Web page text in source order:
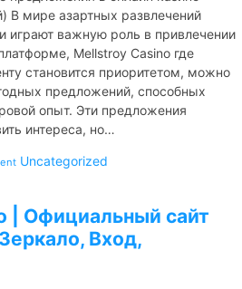
В мире азартных развлечений
играют важную роль в привлечении
Mellstroy Casino где
становится приоритетом, можно
предложений, способных
опыт. Эти предложения
интереса, но…
Uncategorized
| Официальный сайт
Вход,